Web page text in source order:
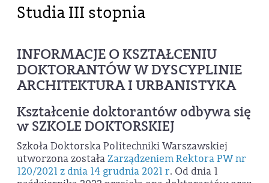
Studia III stopnia
INFORMACJE O KSZTAŁCENIU
DOKTORANTÓW W DYSCYPLINIE
ARCHITEKTURA I URBANISTYKA
Kształcenie doktorantów odbywa się
w SZKOLE DOKTORSKIEJ
Szkoła Doktorska Politechniki Warszawskiej
utworzona zostałaZarządzeniem Rektora PW nr
120/2021 z dnia 14 grudnia 2021 r. Od dnia 1